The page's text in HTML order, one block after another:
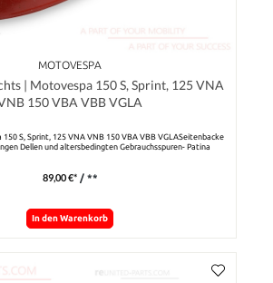
MOTOVESPA
| Motovespa 150 S, Sprint, 125 VNA
150 VBA VBB VGLA
S, Sprint, 125 VNA VNB 150 VBA VBB VGLASeitenbacke
Dellen und altersbedingten Gebrauchsspuren- Patina
89,00 €* / **
In den Warenkorb